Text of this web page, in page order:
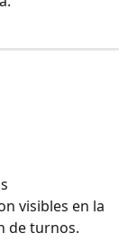
visibles en la
de turnos.